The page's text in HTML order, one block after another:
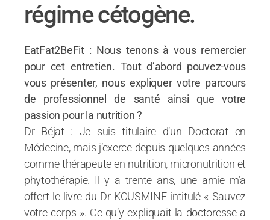
régime cétogène.
EatFat2BeFit : Nous tenons à vous remercier
pour cet entretien. Tout d’abord pouvez-vous
vous présenter, nous expliquer votre parcours
de professionnel de santé ainsi que votre
passion pour la nutrition ?
Dr Béjat : Je suis titulaire d’un Doctorat en
Médecine, mais j’exerce depuis quelques années
comme thérapeute en nutrition, micronutrition et
phytothérapie. Il y a trente ans, une amie m’a
offert le livre du Dr KOUSMINE intitulé « Sauvez
votre corps ». Ce qu’y expliquait la doctoresse a